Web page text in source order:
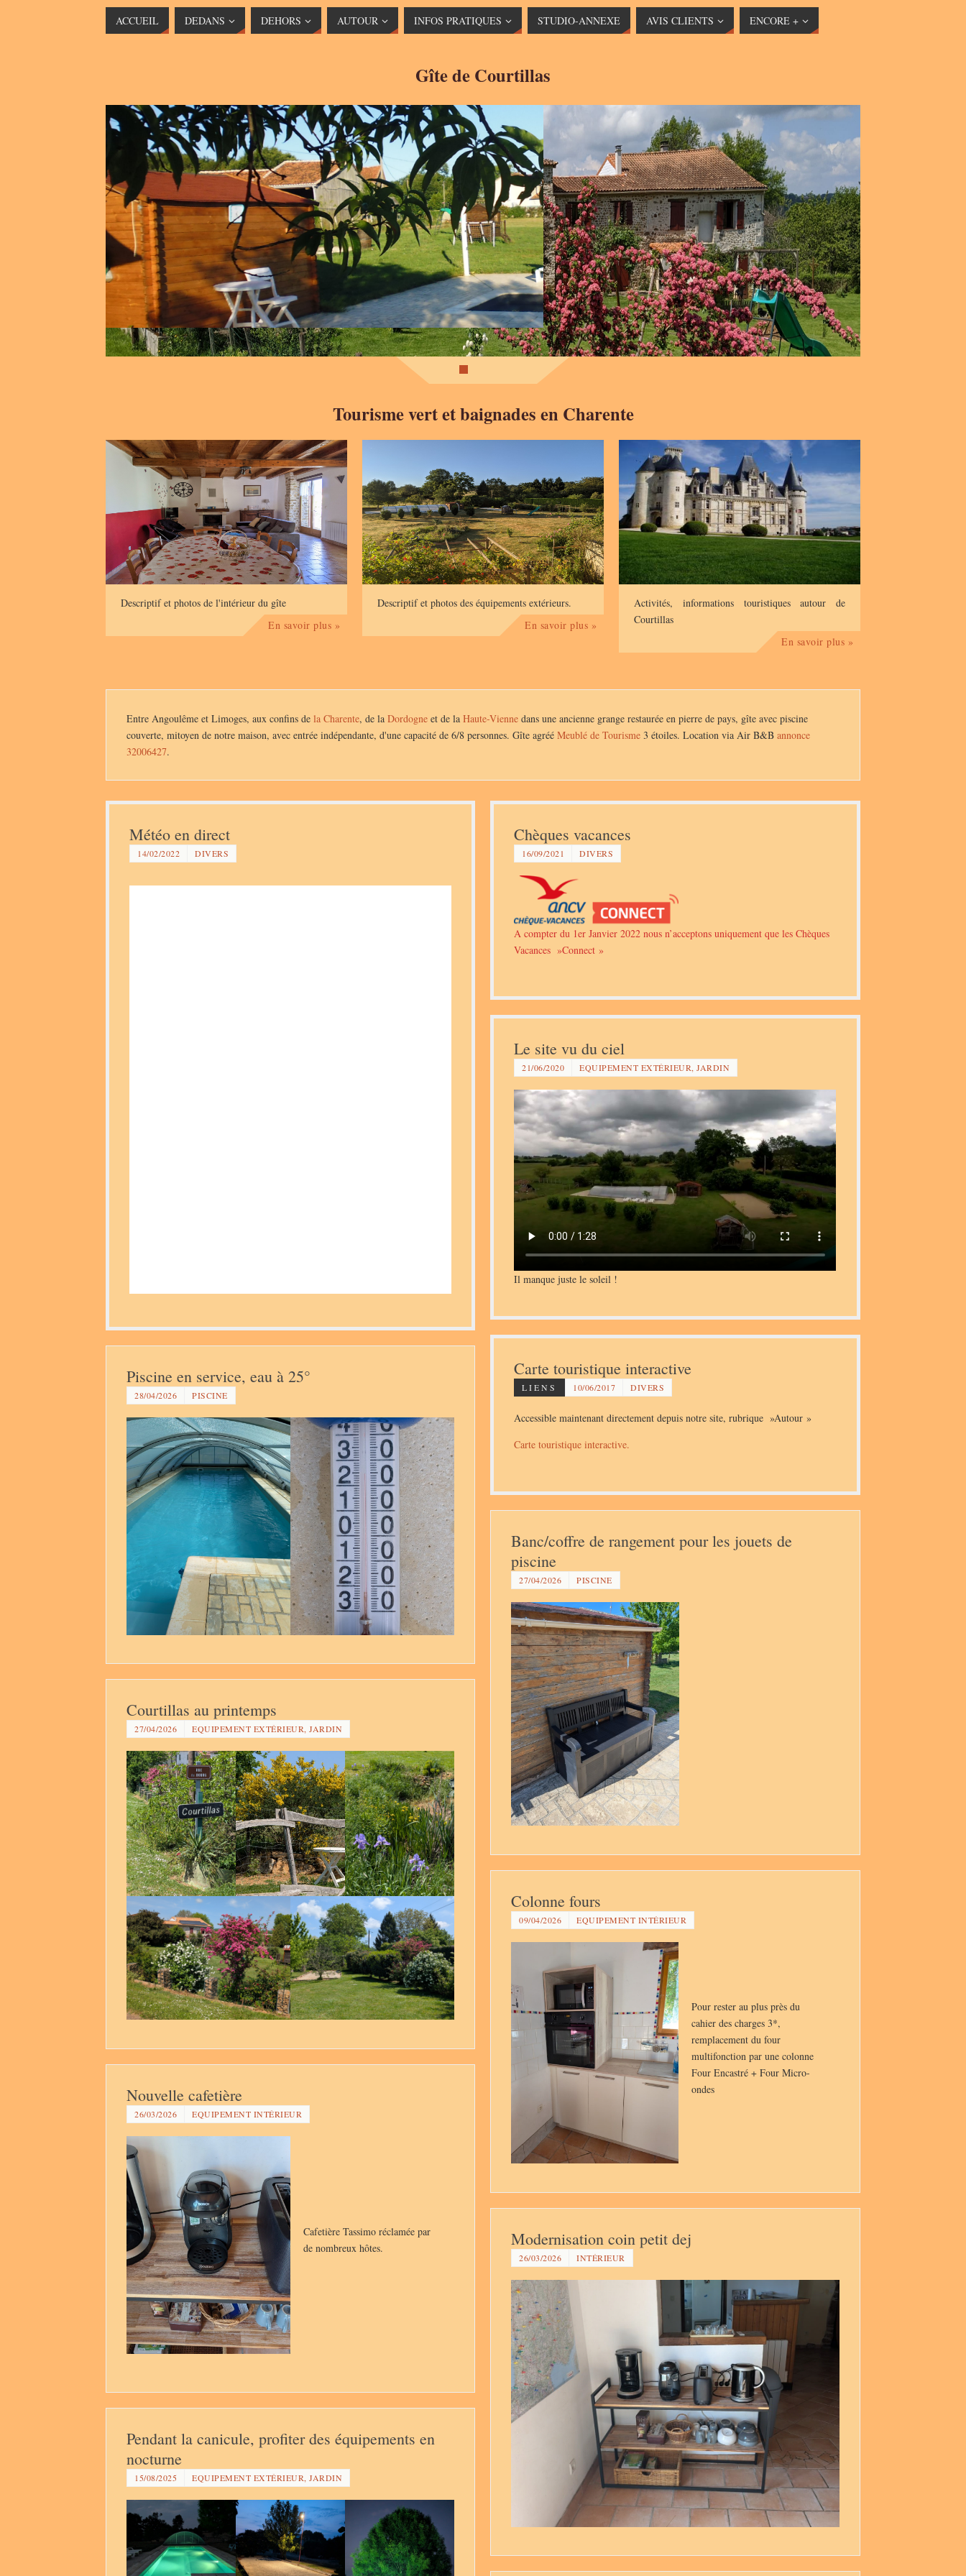
ACCUEIL DEDANS DEHORS AUTOUR INFOS PRATIQUES STUDIO-ANNEXE AVIS CLIENTS ENCORE +
Gîte de Courtillas
Tourisme vert et baignades en Charente
Descriptif et photos de l'intérieur du gîte
En savoir plus »
Dehors
Descriptif et photos des équipements extérieurs.
En savoir plus »
Autour
Activités, informations touristiques autour de
Courtillas
En savoir plus »
Entre Angoulême et Limoges, aux confins de la Charente, de la Dordogne et de la Haute-Vienne dans une ancienne grange restaurée en pierre de pays, gîte avec piscine
couverte, mitoyen de notre maison, avec entrée indépendante, d'une capacité de 6/8 personnes. Gîte agréé Meublé de Tourisme 3 étoiles. Location via Air B&B annonce
32006427.
Météo en direct
14/02/2022 DIVERS
Chèques vacances
16/09/2021 DIVERS
A compter du 1er Janvier 2022 nous n’acceptons uniquement que les Chèques
Vacances »Connect »
Le site vu du ciel
21/06/2020 EQUIPEMENT EXTÉRIEUR, JARDIN
Il manque juste le soleil !
Carte touristique interactive
LIENS 10/06/2017 DIVERS
Accessible maintenant directement depuis notre site, rubrique »Autour »
Carte touristique interactive.
Piscine en service, eau à 25°
28/04/2026 PISCINE
Banc/coffre de rangement pour les jouets de
piscine
27/04/2026 PISCINE
Courtillas au printemps
27/04/2026 EQUIPEMENT EXTÉRIEUR, JARDIN
Colonne fours
09/04/2026 EQUIPEMENT INTÉRIEUR
Pour rester au plus près du
cahier des charges 3*,
remplacement du four
multifonction par une colonne
Four Encastré + Four Micro-
ondes
Nouvelle cafetière
26/03/2026 EQUIPEMENT INTÉRIEUR
Cafetière Tassimo réclamée par
de nombreux hôtes.
Modernisation coin petit dej
26/03/2026 INTÉRIEUR
Pendant la canicule, profiter des équipements en
nocturne
15/08/2025 EQUIPEMENT EXTÉRIEUR, JARDIN